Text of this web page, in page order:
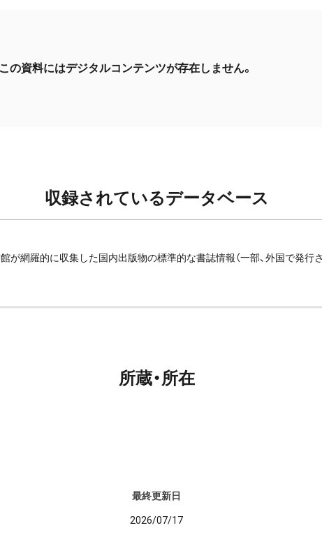
この資料にはデジタルコンテンツが存在しません。
収録されているデータベース
が網羅的に収集した国内出版物の標準的な書誌情報（一部、外国で発行
所蔵・所在
最終更新日
2026/07/17